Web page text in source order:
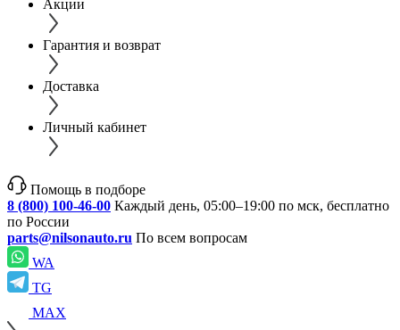
Акции
Гарантия и возврат
Доставка
Личный кабинет
Помощь в подборе
8 (800) 100-46-00 Каждый день, 05:00–19:00 по мск, бесплатно
по России
parts@nilsonauto.ru По всем вопросам
WA
TG
MAX